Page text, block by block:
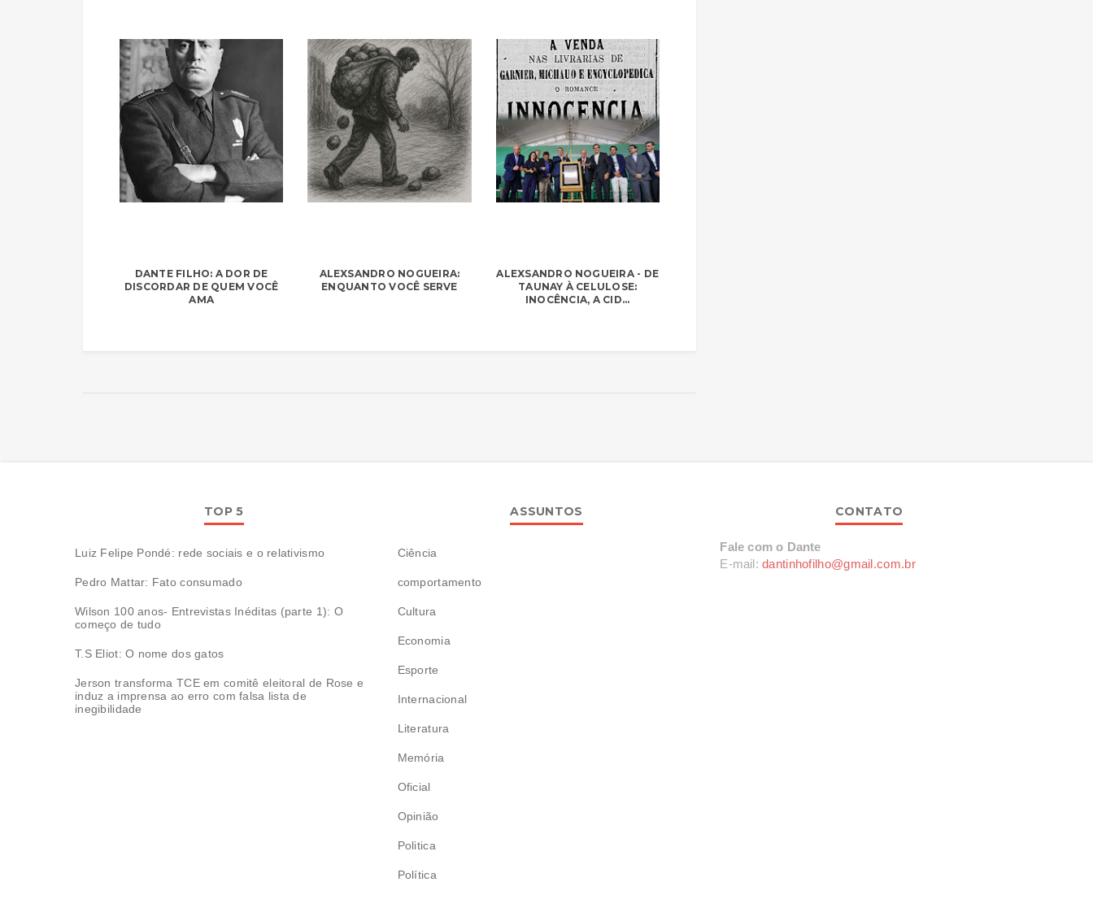
DANTE FILHO: A DOR DE
DISCORDAR DE QUEM VOCÊ
AMA
ALEXSANDRO NOGUEIRA:
ENQUANTO VOCÊ SERVE
ALEXSANDRO NOGUEIRA - DE
TAUNAY À CELULOSE:
INOCÊNCIA, A CID...
TOP 5
Luiz Felipe Pondé: rede sociais e o relativismo
Pedro Mattar: Fato consumado
Wilson 100 anos- Entrevistas Inéditas (parte 1): O
começo de tudo
T.S Eliot: O nome dos gatos
Jerson transforma TCE em comitê eleitoral de Rose e
induz a imprensa ao erro com falsa lista de
inegibilidade
ASSUNTOS
Ciência
comportamento
Cultura
Economia
Esporte
Internacional
Literatura
Memória
Oficial
Opinião
Politica
Política
CONTATO
Fale com o Dante
E-mail: dantinhofilho@gmail.com.br